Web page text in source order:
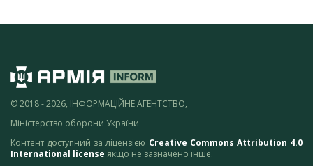
© 2018 - 2026, ІНФОРМАЦІЙНЕ АГЕНТСТВО,
Міністерство оборони України
Контент доступний за ліцензією Creative Commons Attribution 4.0
International license якщо не зазначено інше.